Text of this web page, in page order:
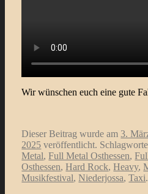
Wir wünschen euch eine gute
Dieser Beitrag wurde am3.
2025 veröffentlicht.
Metal,Full Metal Osthessen,
Osthessen,Hard Rock,Heavy,
Musikfestival,Niederjossa,Taxi.